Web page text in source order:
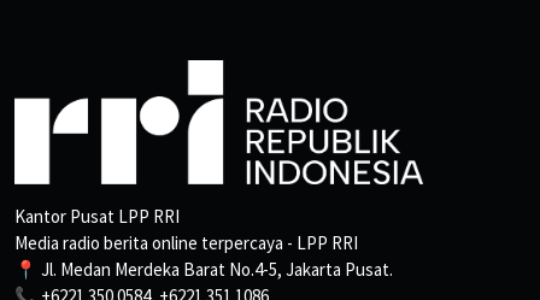
Kantor Pusat LPP RRI
Media radio berita online terpercaya - LPP RRI
📍 Jl. Medan Merdeka Barat No.4-5, Jakarta Pusat.